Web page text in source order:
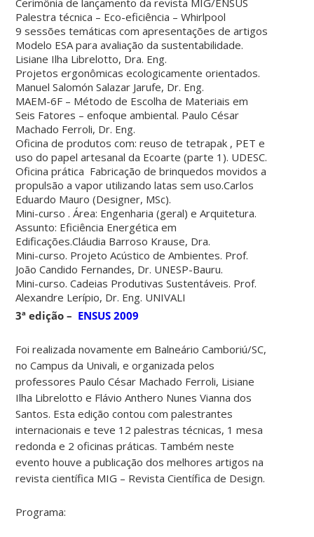
Palestra técnica – Eco-eficiência – Whirlpool
9 sessões temáticas com apresentações de artigos
Modelo ESA para avaliação da sustentabilidade.
Lisiane Ilha Librelotto, Dra. Eng.
Projetos ergonômicas ecologicamente orientados.
Manuel Salomón Salazar Jarufe, Dr. Eng.
MAEM-6F – Método de Escolha de Materiais em
Seis Fatores – enfoque ambiental. Paulo César
Machado Ferroli, Dr. Eng.
Oficina de produtos com: reuso de tetrapak , PET e
uso do papel artesanal da Ecoarte (parte 1). UDESC.
Oficina prática Fabricação de brinquedos movidos a
propulsão a vapor utilizando latas sem uso.Carlos
Eduardo Mauro (Designer, MSc).
Mini-curso . Área: Engenharia (geral) e Arquitetura.
Assunto: Eficiência Energética em
Edificações.Cláudia Barroso Krause, Dra.
Mini-curso. Projeto Acústico de Ambientes. Prof.
João Candido Fernandes, Dr. UNESP-Bauru.
Mini-curso. Cadeias Produtivas Sustentáveis. Prof.
Alexandre Lerípio, Dr. Eng. UNIVALI
3ª edição – ENSUS 2009
Foi realizada novamente em Balneário Camboriú/SC,
no Campus da Univali, e organizada pelos
professores Paulo César Machado Ferroli, Lisiane
Ilha Librelotto e Flávio Anthero Nunes Vianna dos
Santos. Esta edição contou com palestrantes
internacionais e teve 12 palestras técnicas, 1 mesa
redonda e 2 oficinas práticas. Também neste
evento houve a publicação dos melhores artigos na
revista científica MIG – Revista Científica de Design.
Programa: